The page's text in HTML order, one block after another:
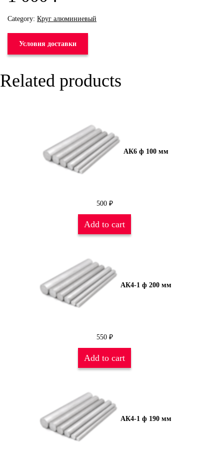
Category: Круг алюминиевый
Условия доставки
Related products
АК6 ф 100 мм
500 ₽
Add to cart
АК4-1 ф 200 мм
550 ₽
Add to cart
АК4-1 ф 190 мм